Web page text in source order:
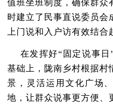
值班坐班制度，确保群众
时建立了民事直说委员会
上门说和入户访有效结合
在发挥好“固定说事日
基础上，陇南乡村根据村
景，灵活运用文化广场
地，让群众说事更方便、